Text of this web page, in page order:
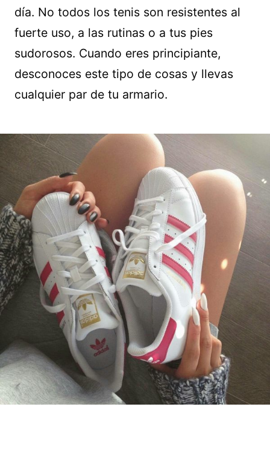
día. No todos los tenis son resistentes al
fuerte uso, a las rutinas o a tus pies
sudorosos. Cuando eres principiante,
desconoces este tipo de cosas y llevas
cualquier par de tu armario.